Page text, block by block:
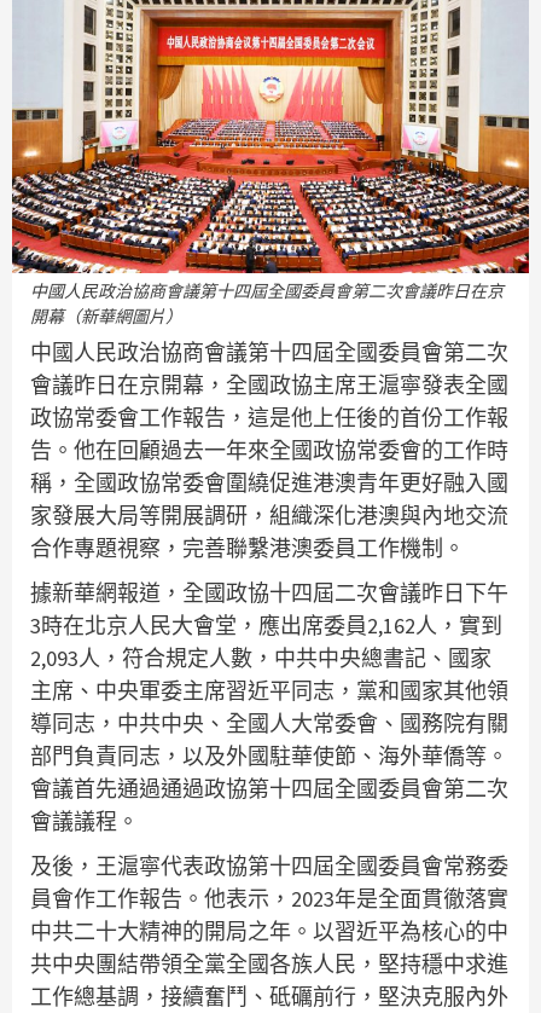
中國人民政治協商會議第十四屆全國委員會第二次會議昨日在京
開幕（新華網圖片）
中國人民政治協商會議第十四屆全國委員會第二次
會議昨日在京開幕，全國政協主席王滬寧發表全國
政協常委會工作報告，這是他上任後的首份工作報
告。他在回顧過去一年來全國政協常委會的工作時
稱，全國政協常委會圍繞促進港澳青年更好融入國
家發展大局等開展調研，組織深化港澳與內地交流
合作專題視察，完善聯繫港澳委員工作機制。
據新華網報道，全國政協十四屆二次會議昨日下午
3時在北京人民大會堂，應出席委員2,162人，實到
2,093人，符合規定人數，中共中央總書記、國家
主席、中央軍委主席習近平同志，黨和國家其他領
導同志，中共中央、全國人大常委會、國務院有關
部門負責同志，以及外國駐華使節、海外華僑等。
會議首先通過通過政協第十四屆全國委員會第二次
會議議程。
及後，王滬寧代表政協第十四屆全國委員會常務委
員會作工作報告。他表示，2023年是全面貫徹落實
中共二十大精神的開局之年。以習近平為核心的中
共中央團結帶領全黨全國各族人民，堅持穩中求進
工作總基調，接續奮鬥、砥礪前行，堅決克服內外